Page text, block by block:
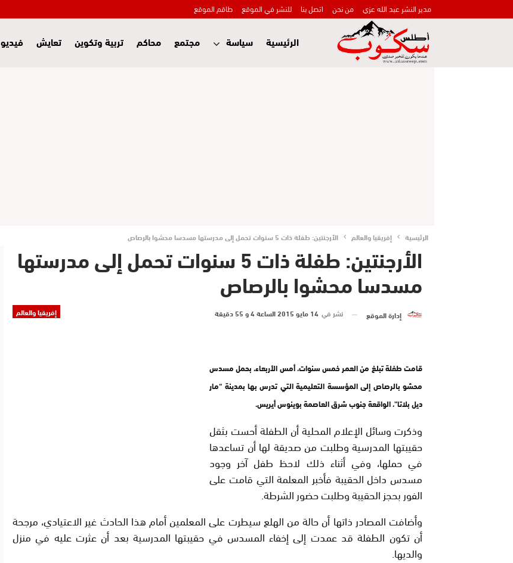
مدير النشر عبد الله عزي من نحن اتصل بنا للنشر في الموقع طاقم الموقع
الرئيسية سياسة مجتمع محاكم تربية وتكوين تعايش فيديو
الرئيسية إفريقيا والعالم الأرجنتين: طفلة ذات 5 سنوات تحمل إلى مدرستها مسدسا محشوا بالرصاص
الأرجنتين: طفلة ذات 5 سنوات تحمل إلى مدرستها
مسدسا محشوا بالرصاص
إفريقيا والعالم إدارة الموقع نشر في 14 مايو 2015 الساعة 4 و 55 دقيقة
قامت طفلة تبلغ من العمر خمس سنوات، أمس الأربعاء، بحمل مسدس
محشو بالرصاص إلى المؤسسة التعليمية التي تدرس بها بمدينة “مار
ديل بلاتا”، الواقعة جنوب شرق العاصمة بوينوس أيريس.
وذكرت وسائل الإعلام المحلية أن الطفلة أحست بثقل
حقيبتها المدرسية وطلبت من صديقة لها أن تساعدها
في حملها، وفي أثناء ذلك لاحظ طفل آخر وجود
مسدس داخل الحقيبة فأخبر المعلمة التي قامت على
الفور بحجز الحقيبة وطلبت حضور الشرطة.
وأضافت المصادر ذاتها أن حالة من الهلع سيطرت على المعلمين أمام هذا الحادث غير الاعتيادي، مرجحة
أن تكون الطفلة قد عمدت إلى إخفاء المسدس في حقيبتها المدرسية بعد أن عثرت عليه في منزل
والديها.